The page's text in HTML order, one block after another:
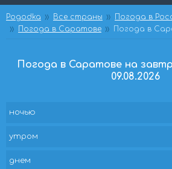
Pogodka Все страны
Погода в
Погода в Саратове
Погода в
Погода в Саратове на
09.08.2026
ночью
утром
днем